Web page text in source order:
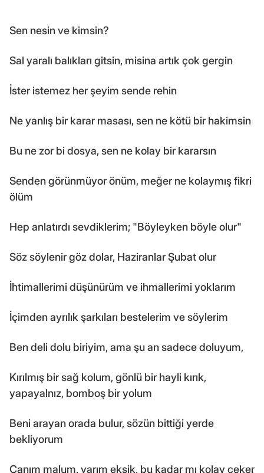
Sen nesin ve kimsin?
Sal yaralı balıkları gitsin, misina artık çok gergin
İster istemez her şeyim sende rehin
Ne yanlış bir karar masası, sen ne kötü bir hakimsin
Bu ne zor bi dosya, sen ne kolay bir kararsın
Senden görünmüyor önüm, meğer ne kolaymış fikri
ölüm
Hep anlatırdı sevdiklerim; "Böyleyken böyle olur"
Söz söylenir göz dolar, Haziranlar Şubat olur
İhtimallerimi düşünürüm ve ihmallerimi yoklarım
İçimden ayrılık şarkıları bestelerim ve söylerim
Ben deli dolu biriyim, ama şu an sadece doluyum,
Kırılmış bir sağ kolum, gönlü bir hayli kırık,
yapayalnız, bomboş bir yolum
Beni arayan orada bulur, sözün bittiği yerde
bekliyorum
Canım malum, yarım eksik, bu kadar mı kolay çeker